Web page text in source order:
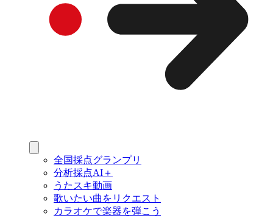
全国採点グランプリ
分析採点AI＋
うたスキ動画
歌いたい曲をリクエスト
カラオケで楽器を弾こう